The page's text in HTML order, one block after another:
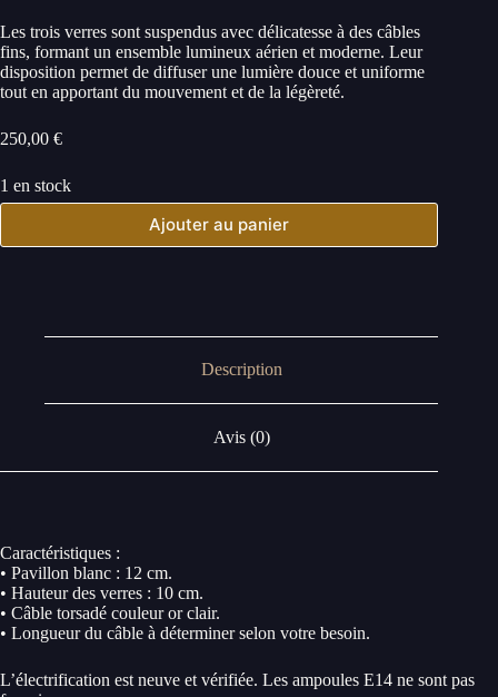
Les trois verres sont suspendus avec délicatesse à des câbles
fins, formant un ensemble lumineux aérien et moderne. Leur
disposition permet de diffuser une lumière douce et uniforme
tout en apportant du mouvement et de la légèreté.
250,00 €
1 en stock
Ajouter au panier
Description
Avis (0)
Caractéristiques :
• Pavillon blanc : 12 cm.
• Hauteur des verres : 10 cm.
• Câble torsadé couleur or clair.
• Longueur du câble à déterminer selon votre besoin.
L’électrification est neuve et vérifiée. Les ampoules E14 ne sont pas